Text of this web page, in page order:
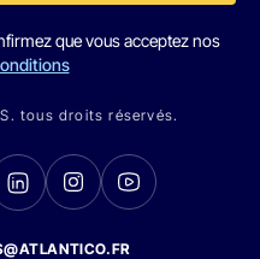
que vous acceptez nos
tous droits réservés.